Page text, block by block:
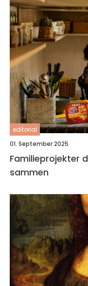
editorial
01. September 2025
Familieprojekter
sammen